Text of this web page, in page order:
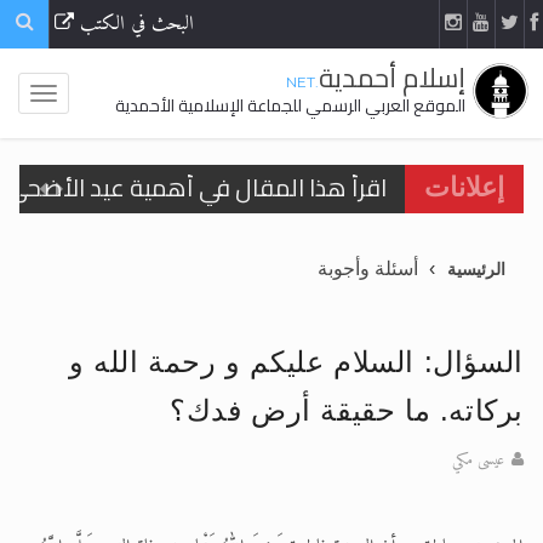
البحث في الكتب
إسلام أحمدية.NET
الموقع العربي الرسمي للجماعة الإسلامية الأحمدية
إعلانات
اقرأ هذا المقال في أهمية عيد
تعميم هامّ لأفراد الجماعة >> المزيد
تعميم هامّ لأفراد الجماعة >> المزيد
الرئيسية أسئلة وأجوبة
السؤال: السلام عليكم و رحمة الله و
بركاته. ما حقيقة أرض فدك؟
عيسى مكي